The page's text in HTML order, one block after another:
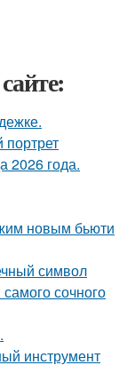
2026 года.
новым бьюти
символ
сочного
инструмент